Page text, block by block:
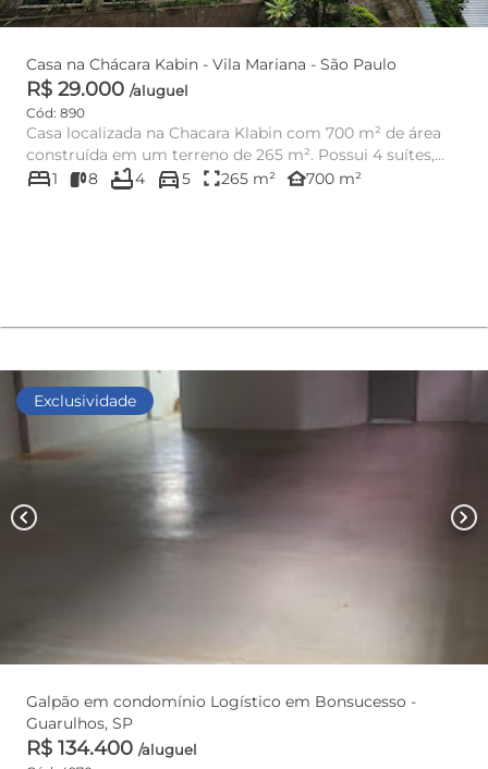
Casa na Chácara Kabin - Vila Mariana - São Paulo
R$ 29.000 /aluguel
Cód: 890
Casa localizada na Chacara Klabin com 700 m² de área
construída em um terreno de 265 m². Possui 4 suítes,
sala de TV, sa...
bed1 8 bathtub4 directions_car5 fullscreen265 m² other_houses700 m²
Exclusividade
chevron_left chevron_right
Galpão em condomínio Logístico em Bonsucesso -
Guarulhos, SP
R$ 134.400 /aluguel